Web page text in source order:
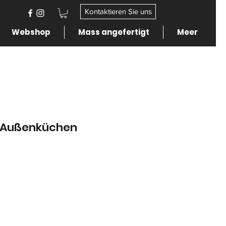
Kontaktieren Sie uns
Webshop Mass angefertigt Meer